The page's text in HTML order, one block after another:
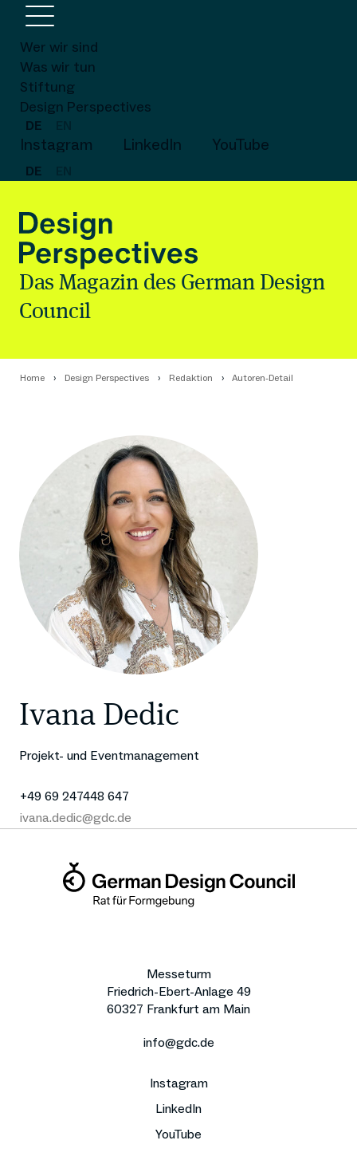
Wer wir sind
Was wir tun
Stiftung
Design Perspectives
DE
Instagram LinkedIn YouTube
DE
Das Magazin des German Design
Council
Home Design Perspectives Redaktion Autoren-Detail
Ivana Dedic
Projekt- und Eventmanagement
+49 69 247448 647
ivana.dedic@gdc.de
Messeturm
Friedrich-Ebert-Anlage 49
60327 Frankfurt am Main
info@gdc.de
Instagram
LinkedIn
YouTube